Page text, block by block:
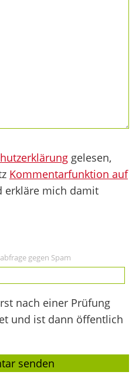
gelesen,
Kommentarfunktion auf
erkläre mich damit
gegen Spam
nach einer Prüfung
und ist dann öffentlich